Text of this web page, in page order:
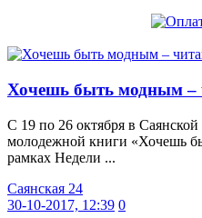
Хочешь быть модным –
С 19 по 26 октября в
молодежной книги «Хочешь
рамках Недели ...
Саянская 24
30-10-2017, 12:39 0